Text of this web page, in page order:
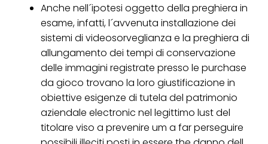
Anche nell´ipotesi oggetto della preghiera in
esame, infatti, l´avvenuta installazione dei
sistemi di videosorveglianza e la preghiera di
allungamento dei tempi di conservazione
delle immagini registrate presso le purchase
da gioco trovano la loro giustificazione in
obiettive esigenze di tutela del patrimonio
aziendale electronic nel legittimo lust del
titolare viso a prevenire um a far perseguire